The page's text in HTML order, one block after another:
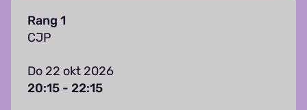
Rang 1
CJP
Do 22 okt 2026
20:15 - 22:15